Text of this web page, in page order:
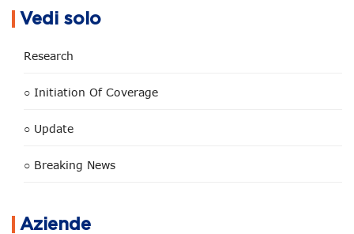
Vedi solo
Research
○ Initiation Of Coverage
○ Update
○ Breaking News
Aziende